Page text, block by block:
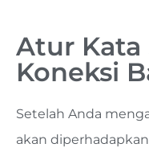
Atur Kata
Koneksi
Setelah Anda
akan